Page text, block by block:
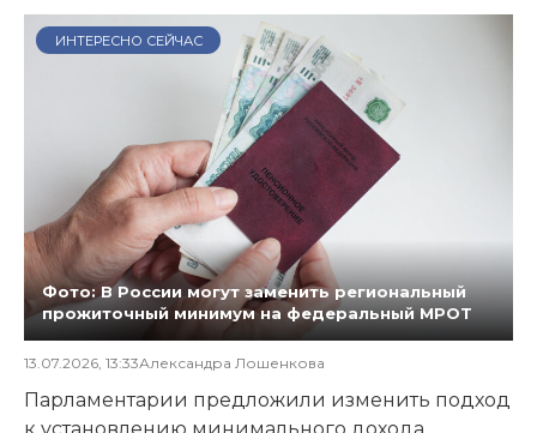
ИНТЕРЕСНО СЕЙЧАС
Фото: В России могут заменить региональный
прожиточный минимум на федеральный МРОТ
13.07.2026, 13:33Александра Лошенкова
Парламентарии предложили изменить подход